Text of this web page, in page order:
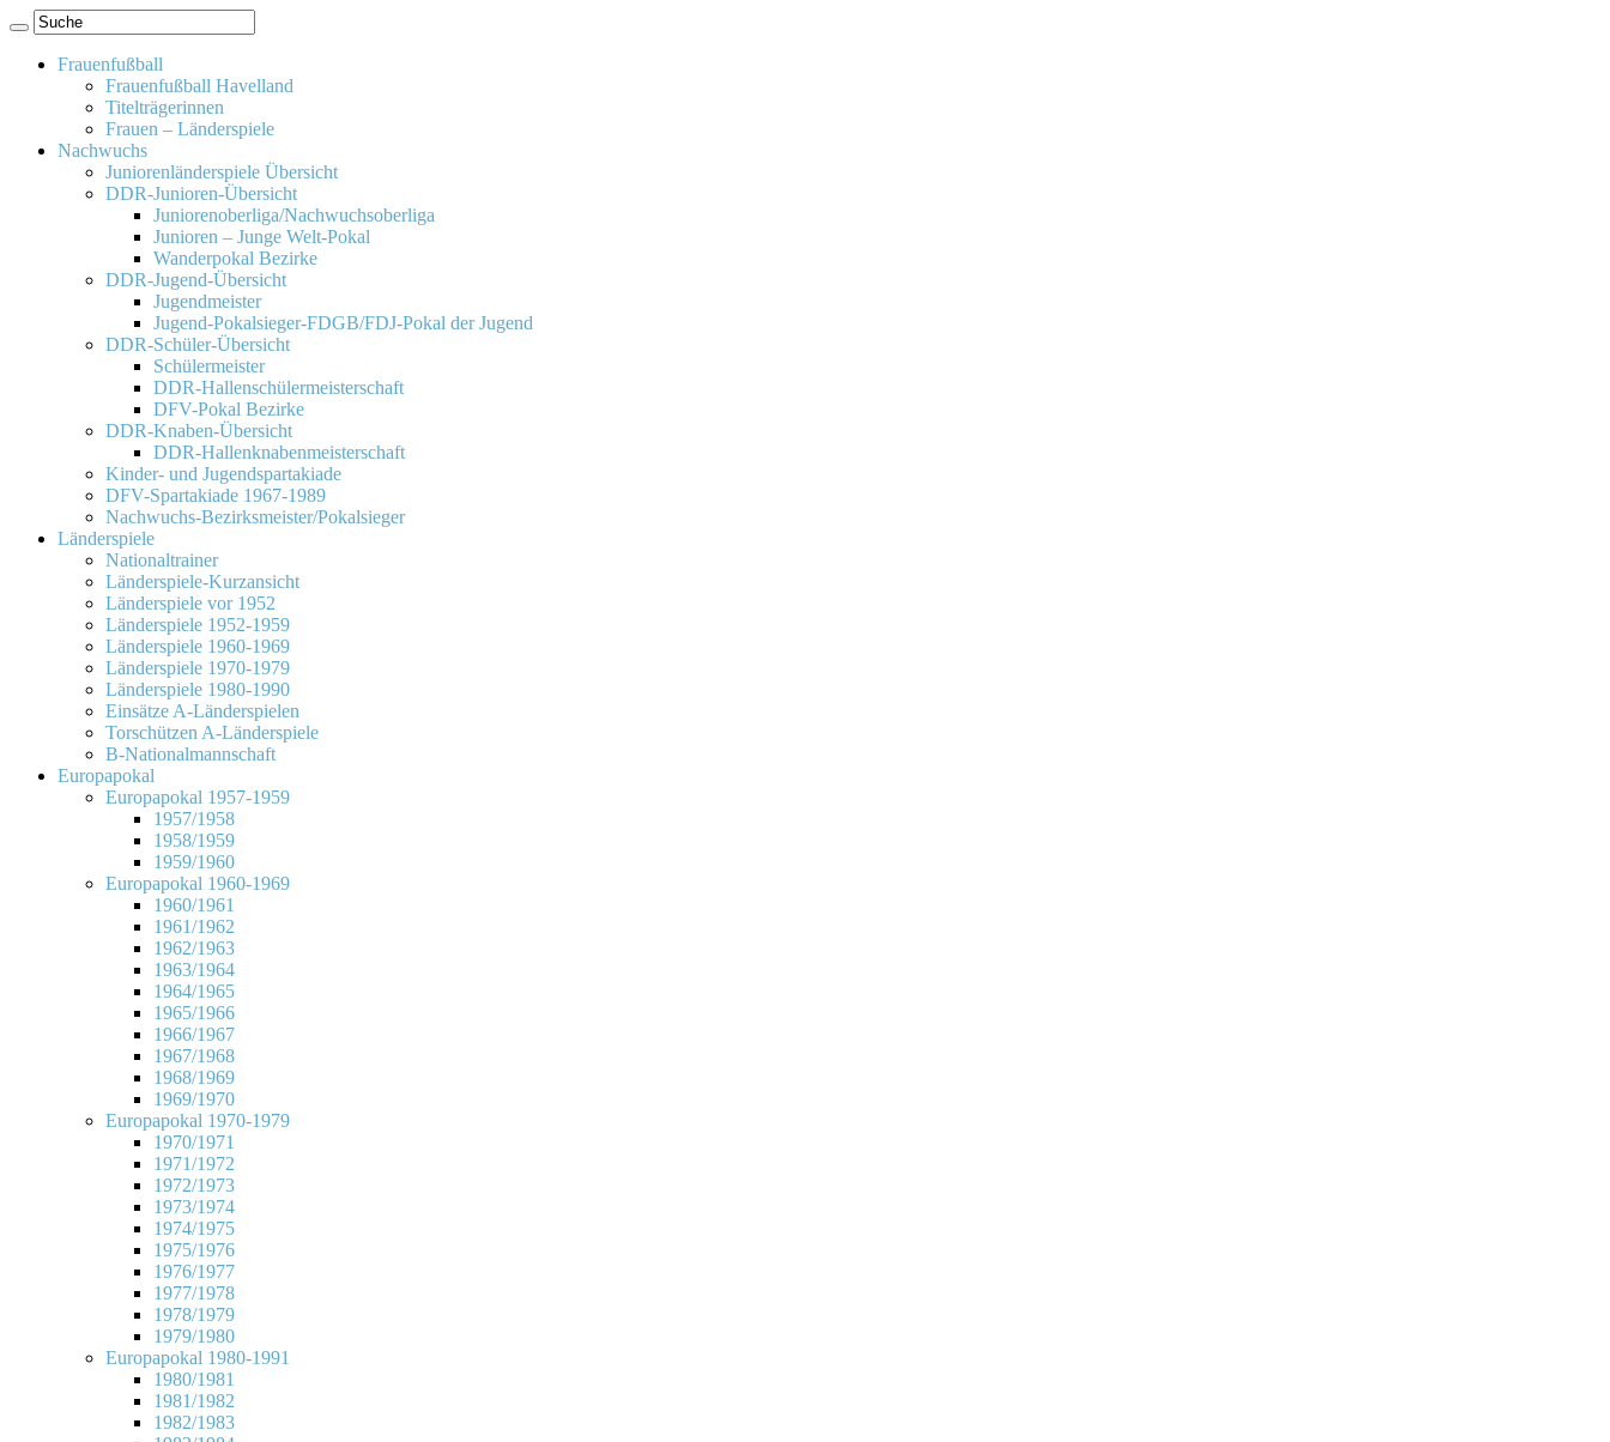
Frauenfußball
Frauenfußball Havelland
Titelträgerinnen
Frauen – Länderspiele
Nachwuchs
Juniorenländerspiele Übersicht
DDR-Junioren-Übersicht
Juniorenoberliga/Nachwuchsoberliga
Junioren – Junge Welt-Pokal
Wanderpokal Bezirke
DDR-Jugend-Übersicht
Jugendmeister
Jugend-Pokalsieger-FDGB/FDJ-Pokal der Jugend
DDR-Schüler-Übersicht
Schülermeister
DDR-Hallenschülermeisterschaft
DFV-Pokal Bezirke
DDR-Knaben-Übersicht
DDR-Hallenknabenmeisterschaft
Kinder- und Jugendspartakiade
DFV-Spartakiade 1967-1989
Nachwuchs-Bezirksmeister/Pokalsieger
Länderspiele
Nationaltrainer
Länderspiele-Kurzansicht
Länderspiele vor 1952
Länderspiele 1952-1959
Länderspiele 1960-1969
Länderspiele 1970-1979
Länderspiele 1980-1990
Einsätze A-Länderspielen
Torschützen A-Länderspiele
B-Nationalmannschaft
Europapokal
Europapokal 1957-1959
1957/1958
1958/1959
1959/1960
Europapokal 1960-1969
1960/1961
1961/1962
1962/1963
1963/1964
1964/1965
1965/1966
1966/1967
1967/1968
1968/1969
1969/1970
Europapokal 1970-1979
1970/1971
1971/1972
1972/1973
1973/1974
1974/1975
1975/1976
1976/1977
1977/1978
1978/1979
1979/1980
Europapokal 1980-1991
1980/1981
1981/1982
1982/1983